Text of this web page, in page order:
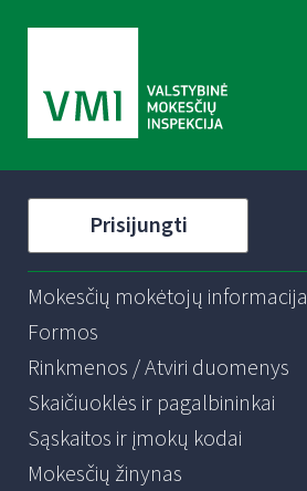
Prisijungti
Mokesčių mokėtojų informacija
Formos
Rinkmenos / Atviri duomenys
Skaičiuoklės ir pagalbininkai
Sąskaitos ir įmokų kodai
Mokesčių žinynas